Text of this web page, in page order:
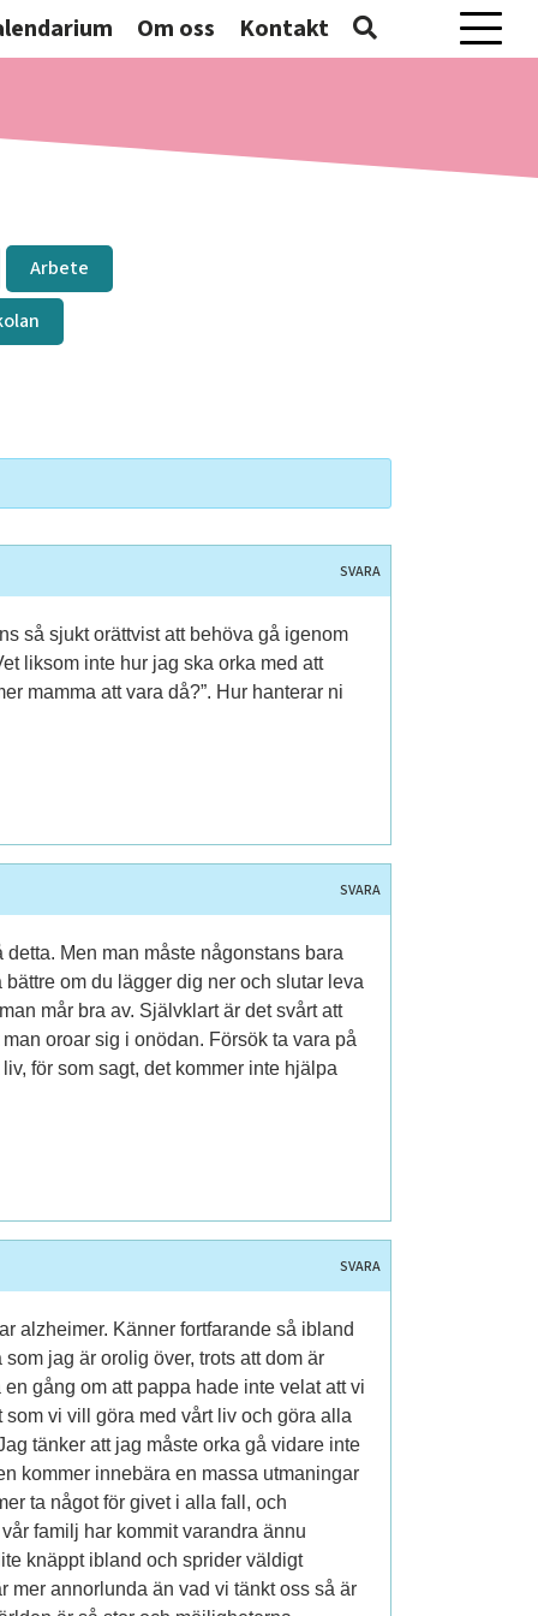
Om oss Kontakt
Arbete
SVARA
så sjukt orättvist att behöva gå igenom
liksom inte hur jag ska orka med att
mamma att vara då?”. Hur hanterar ni
SVARA
Men man måste någonstans bara
om du lägger dig ner och slutar leva
mår bra av. Självklart är det svårt att
oroar sig i onödan. Försök ta vara på
för som sagt, det kommer inte hjälpa
SVARA
alzheimer. Känner fortfarande så ibland
jag är orolig över, trots att dom är
gång om att pappa hade inte velat att vi
vi vill göra med vårt liv och göra alla
tänker att jag måste orka gå vidare inte
kommer innebära en massa utmaningar
ta något för givet i alla fall, och
familj har kommit varandra ännu
knäppt ibland och sprider väldigt
mer annorlunda än vad vi tänkt oss så är